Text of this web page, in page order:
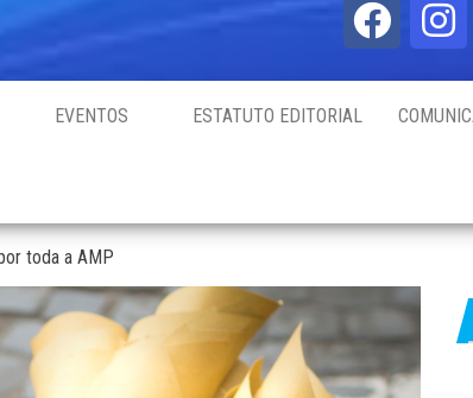
EVENTOS ESTATUTO EDITORIAL
toda a AMP